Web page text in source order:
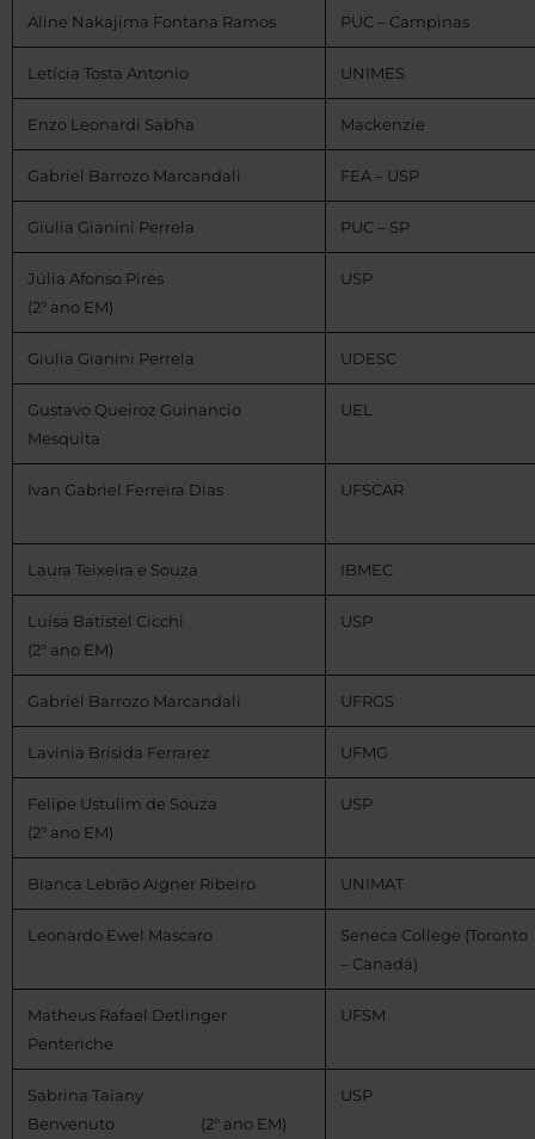
Aline Nakajima Fontana Ramos PUC – Campinas
Letícia Tosta Antonio UNIMES
Enzo Leonardi Sabha Mackenzie
Gabriel Barrozo Marcandali FEA – USP
Giulia Gianini Perrela PUC – SP
Júlia Afonso Pires
(2° ano EM)
USP
Giulia Gianini Perrela UDESC
Gustavo Queiroz Guinancio
Mesquita
UEL
Ivan Gabriel Ferreira Dias UFSCAR
Laura Teixeira e Souza IBMEC
Luísa Batistel Cicchi
(2° ano EM)
USP
Gabriel Barrozo Marcandali UFRGS
Lavinia Brisida Ferrarez UFMG
Felipe Ustulim de Souza
(2° ano EM)
USP
Bianca Lebrão Aigner Ribeiro UNIMAT
Leonardo Ewel Mascaro
Seneca College (Toronto
– Canadá)
Matheus Rafael Detlinger
Penteriche
UFSM
Sabrina Taiany
Benvenuto (2° ano EM)
USP